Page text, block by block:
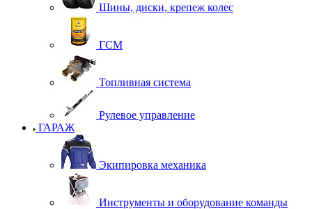
Шины, диски, крепеж колес
ГСМ
Топливная система
Рулевое управление
ГАРАЖ
Экипировка механика
Инструменты и оборудование команды